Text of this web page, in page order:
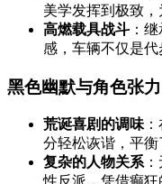
美学发挥到极致，
高燃载具战斗 ：
感，车辆不仅是代
黑色幽默与角色张力
荒诞喜剧的调味
分轻松诙谐，平衡
复杂的人物关系